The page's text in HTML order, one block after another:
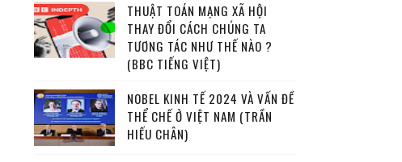
THUẬT TOÁN MẠNG XÃ HỘI
THAY ĐỔI CÁCH CHÚNG TA
TƯƠNG TÁC NHƯ THẾ NÀO ?
(BBC TIẾNG VIỆT)
NOBEL KINH TẾ 2024 VÀ VẤN ĐỀ
THỂ CHẾ Ở VIỆT NAM (TRẦN
HIẾU CHÂN)